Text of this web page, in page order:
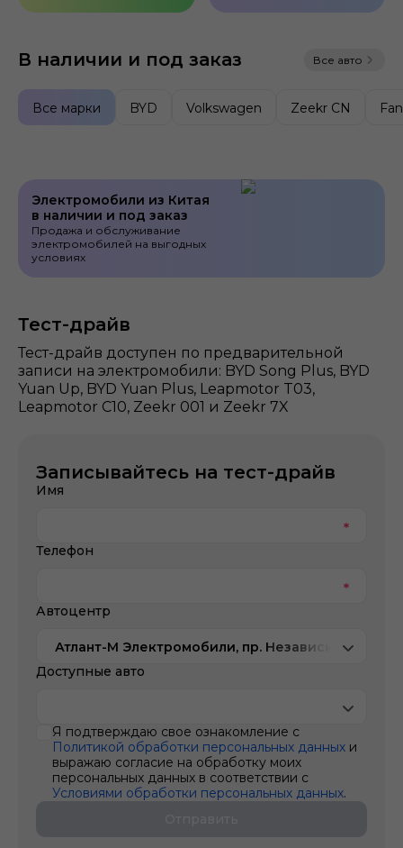
В наличии и под заказ Все авто
Все марки BYD Volkswagen Zeekr CN
Электромобили из Китая
в наличии и под заказ
Продажа и обслуживание
электромобилей на выгодных
условиях
Тест-драйв
Тест-драйв доступен по предварительной
записи на электромобили: BYD Song Plus, BYD
Yuan Up, BYD Yuan Plus, Leapmotor T03,
Leapmotor C10, Zeekr 001 и Zeekr 7X
Записывайтесь на тест-драйв
Имя
Телефон
Автоцентр
Атлант-М Электромобили, пр. Независимости,
Доступные авто
Я подтверждаю свое ознакомление с
Политикой обработки персональных данных и
выражаю согласие на обработку моих
персональных данных в соответствии с
Условиями обработки персональных данных.